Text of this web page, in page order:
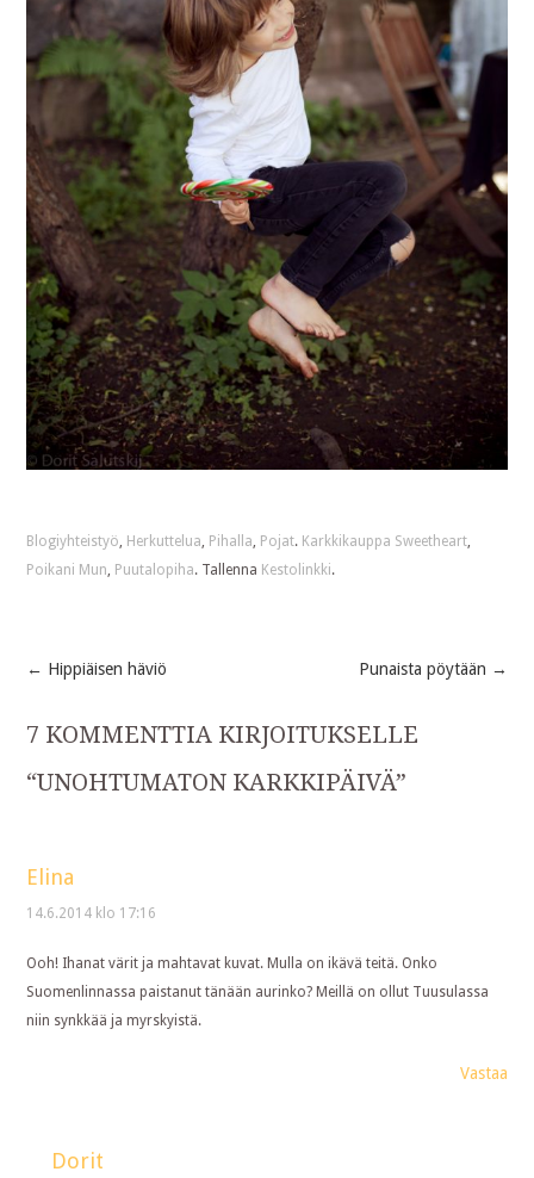
Blogiyhteistyö, Herkuttelua, Pihalla, Pojat. Karkkikauppa Sweetheart,
Poikani Mun, Puutalopiha. Tallenna Kestolinkki.
Post
navigation
← Hippiäisen häviö Punaista pöytään →
7 KOMMENTTIA KIRJOITUKSELLE
“UNOHTUMATON KARKKIPÄIVÄ”
Elina
14.6.2014 klo 17:16
Ooh! Ihanat värit ja mahtavat kuvat. Mulla on ikävä teitä. Onko
Suomenlinnassa paistanut tänään aurinko? Meillä on ollut Tuusulassa
niin synkkää ja myrskyistä.
Vastaa
Dorit